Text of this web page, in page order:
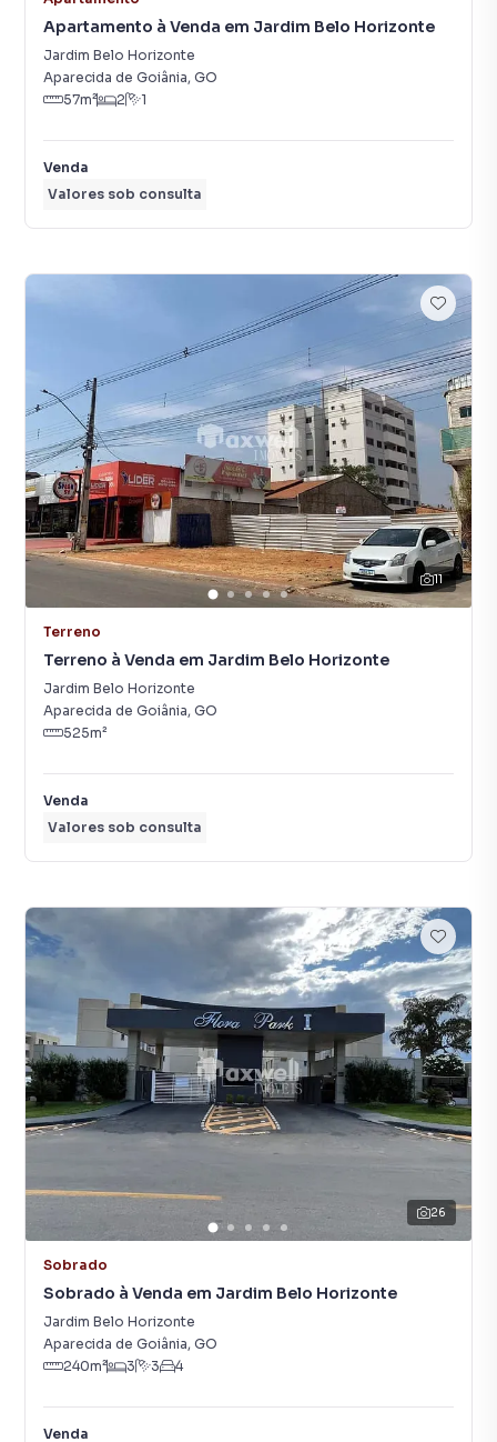
Apartamento à Venda em Jardim Belo Horizonte
Jardim Belo Horizonte
Aparecida de Goiânia, GO
57m² 2 1
Venda
Valores sob consulta
11
Terreno
Terreno à Venda em Jardim Belo Horizonte
Jardim Belo Horizonte
Aparecida de Goiânia, GO
525m²
Venda
Valores sob consulta
26
Sobrado
Sobrado à Venda em Jardim Belo Horizonte
Jardim Belo Horizonte
Aparecida de Goiânia, GO
240m² 3 3 4
Venda